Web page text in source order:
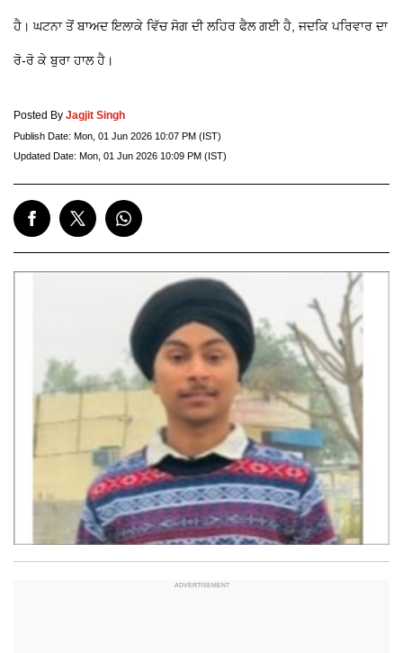
ਹੈ। ਘਟਨਾ ਤੋਂ ਬਾਅਦ ਇਲਾਕੇ ਵਿੱਚ ਸੋਗ ਦੀ ਲਹਿਰ ਫੈਲ ਗਈ ਹੈ, ਜਦਕਿ ਪਰਿਵਾਰ ਦਾ
ਰੋ-ਰੋ ਕੇ ਬੁਰਾ ਹਾਲ ਹੈ।
Posted By Jagjit Singh
Publish Date: Mon, 01 Jun 2026 10:07 PM (IST)
Updated Date: Mon, 01 Jun 2026 10:09 PM (IST)